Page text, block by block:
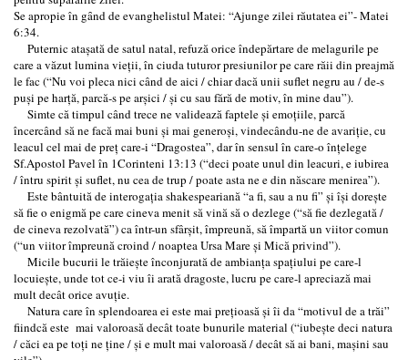
Se apropie în gȃnd de evanghelistul Matei: “Ajunge zilei răutatea ei”- Matei
6:34.
Puternic ataşată de satul natal, refuză orice îndepărtare de melagurile pe
care a văzut lumina vieţii, în ciuda tuturor presiunilor pe care răii din preajmă
le fac (“Nu voi pleca nici când de aici / chiar dacă unii suflet negru au / de-s
puşi pe harţă, parcă-s pe arşici / şi cu sau fără de motiv, în mine dau”).
Simte că timpul când trece ne validează faptele şi emoţiile, parcă
încercând să ne facă mai buni şi mai generoşi, vindecându-ne de avariţie, cu
leacul cel mai de preţ care-i “Dragostea”, dar în sensul în care-o înţelege
Sf.Apostol Pavel în 1Corinteni 13:13 (“deci poate unul din leacuri, e iubirea
/ întru spirit şi suflet, nu cea de trup / poate asta ne e din născare menirea”).
Este bântuită de interogaţia shakespeariană “a fi, sau a nu fi” şi îşi doreşte
să fie o enigmă pe care cineva menit să vină să o dezlege (“să fie dezlegată /
de cineva rezolvată”) ca într-un sfârşit, împreună, să împartă un viitor comun
(“un viitor împreună croind / noaptea Ursa Mare şi Mică privind”).
Micile bucurii le trăieşte înconjurată de ambianţa spaţiului pe care-l
locuieşte, unde tot ce-i viu îi arată dragoste, lucru pe care-l apreciază mai
mult decât orice avuţie.
Natura care în splendoarea ei este mai preţioasă şi îi da “motivul de a trăi”
fiindcă este mai valoroasă decât toate bunurile material (“iubeşte deci natura
/ căci ea pe toţi ne ţine / şi e mult mai valoroasă / decât să ai bani, maşini sau